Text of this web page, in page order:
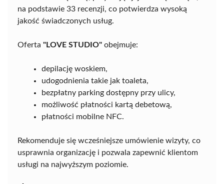
na podstawie 33 recenzji, co potwierdza wysoką
jakość świadczonych usług.
Oferta "LOVE STUDIO" obejmuje:
depilację woskiem,
udogodnienia takie jak toaleta,
bezpłatny parking dostępny przy ulicy,
możliwość płatności kartą debetową,
płatności mobilne NFC.
Rekomenduje się wcześniejsze umówienie wizyty, co
usprawnia organizację i pozwala zapewnić klientom
usługi na najwyższym poziomie.